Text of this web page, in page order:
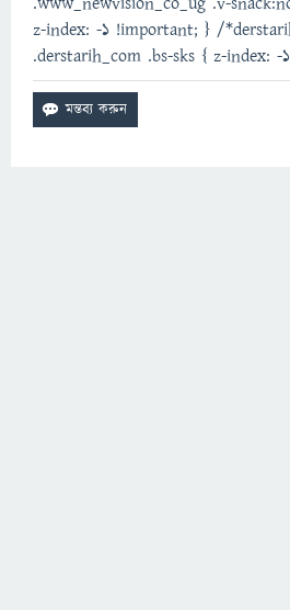
z-index: -1 !important; } /
.derstarih_com .bs-sks { z-index: -